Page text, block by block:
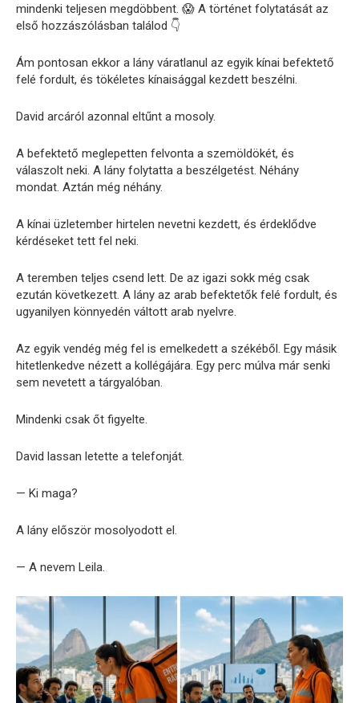
mindenki teljesen megdöbbent. 😱 A történet folytatását az
első hozzászólásban találod 👇
Ám pontosan ekkor a lány váratlanul az egyik kínai befektető
felé fordult, és tökéletes kínaisággal kezdett beszélni.
David arcáról azonnal eltűnt a mosoly.
A befektető meglepetten felvonta a szemöldökét, és
válaszolt neki. A lány folytatta a beszélgetést. Néhány
mondat. Aztán még néhány.
A kínai üzletember hirtelen nevetni kezdett, és érdeklődve
kérdéseket tett fel neki.
A teremben teljes csend lett. De az igazi sokk még csak
ezután következett. A lány az arab befektetők felé fordult, és
ugyanilyen könnyedén váltott arab nyelvre.
Az egyik vendég még fel is emelkedett a székéből. Egy másik
hitetlenkedve nézett a kollégájára. Egy perc múlva már senki
sem nevetett a tárgyalóban.
Mindenki csak őt figyelte.
David lassan letette a telefonját.
— Ki maga?
A lány először mosolyodott el.
— A nevem Leila.